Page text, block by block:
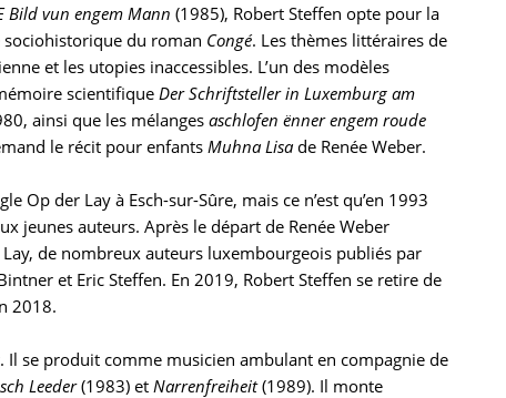
Bild vun engem Mann (1985), Robert Steffen opte pour la
sociohistorique du roman Congé. Les thèmes littéraires de
et les utopies inaccessibles. L’un des modèles
scientifiqueDer Schriftsteller in Luxemburg am
ainsi que les mélangesaschlofen ënner engem roude
le récit pour enfantsMuhna Lisade Renée Weber.
Op der Lay à Esch-sur-Sûre, mais ce n’est qu’en 1993
jeunes auteurs. Après le départ de Renée Weber
de nombreux auteurs luxembourgeois publiés par
et Eric Steffen. En 2019, Robert Steffen se retire de
2018.
Il se produit comme musicien ambulant en compagnie de
Leeder(1983) et Narrenfreiheit(1989). Il monte